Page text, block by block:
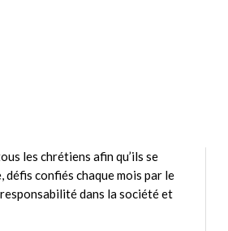
les chrétiens afin qu’ils se
défis confiés chaque mois par le
dans la société et